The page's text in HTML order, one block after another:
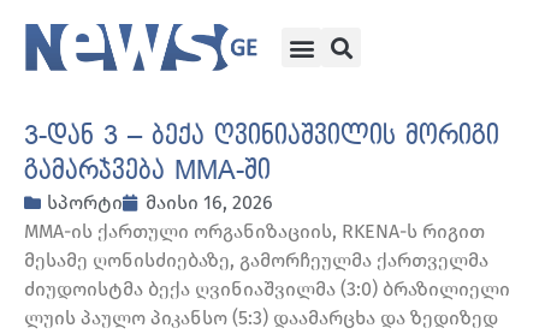
3-დან 3 – ბექა ღვინიაშვილის მორიგი
გამარჯვება MMA-ში
სპორტი
მაისი 16, 2026
MMA-ის ქართული ორგანიზაციის, RKENA-ს რიგით
მესამე ღონისძიებაზე, გამორჩეულმა ქართველმა
ძიუდოისტმა ბექა ღვინიაშვილმა (3:0) ბრაზილიელი
ლუის პაულო პიკანსო (5:3) დაამარცხა და ზედიზედ